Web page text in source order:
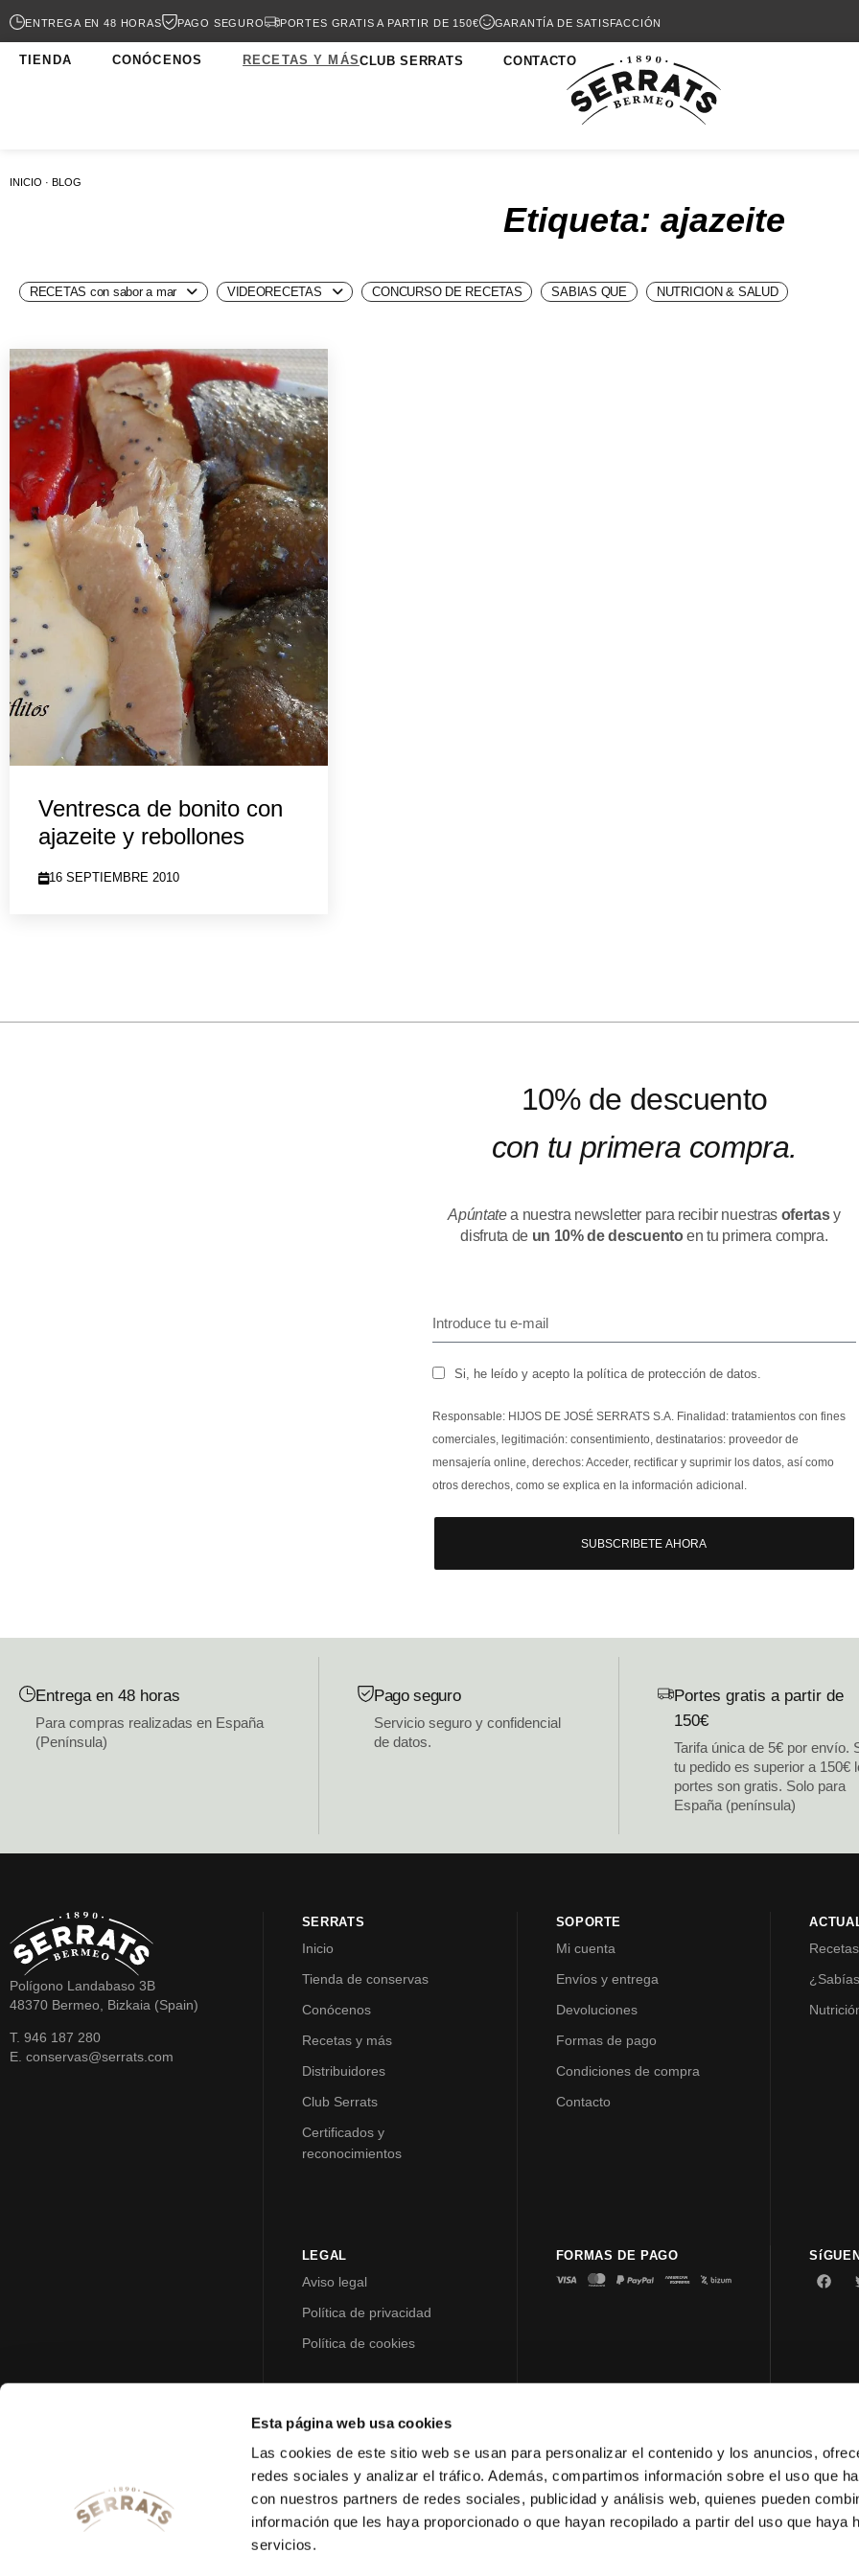
Esta página web usa cookies
Las cookies de este sitio web se usan para personalizar el contenido y los anuncios,
redes sociales y analizar el tráfico. Además, compartimos información sobre el uso que
con nuestros partners de redes sociales, publicidad y análisis web, quienes pueden
información que les haya proporcionado o que hayan recopilado a partir del uso que haya
servicios.
ENTREGA EN 48 HORAS PAGO SEGURO PORTES GRATIS A PARTIR DE 150€ GARANTÍA DE SATISFACCIÓN
TIENDA CONÓCENOS RECETAS Y MÁSCLUB SERRATS CONTACTO
INICIO · BLOG
Etiqueta: ajazeite
RECETAS con sabor a mar VIDEORECETAS CONCURSO DE RECETAS SABIAS QUE NUTRICION & SALUD
Ventresca de bonito con
ajazeite y rebollones
16 SEPTIEMBRE 2010
10% de descuento
con tu primera compra.
Apúntatea nuestra newsletter para recibir nuestras ofertasy
disfruta de un 10% de descuentoen tu primera compra.
Si, he leído y acepto la política de protección de datos.
Responsable: HIJOS DE JOSÉ SERRATS S.A. Finalidad: tratamientos con fines
comerciales, legitimación: consentimiento, destinatarios: proveedor de
mensajería online, derechos: Acceder, rectificar y suprimir los datos, así como
otros derechos, como se explica en la información adicional.
SUBSCRIBETE AHORA
Entrega en 48 horas
Para compras realizadas en España
(Península)
Pago seguro
Servicio seguro y confidencial
de datos.
Portes gratis a partir de
150€
Tarifa única de 5€ por envío.
tu pedido es superior a 150€
portes son gratis. Solo para
España (península)
Polígono Landabaso 3B
48370 Bermeo, Bizkaia (Spain)
T. 946 187 280
E. conservas@serrats.com
SERRATS
Inicio
Tienda de conservas
Conócenos
Recetas y más
Distribuidores
Club Serrats
Certificados y
reconocimientos
SOPORTE
Mi cuenta
Envíos y entrega
Devoluciones
Formas de pago
Condiciones de compra
Contacto
Recetas
LEGAL
Aviso legal
Política de privacidad
Política de cookies
FORMAS DE PAGO
© 2023